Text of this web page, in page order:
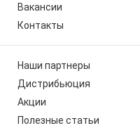
Вакансии
Контакты
Наши партнеры
Дистрибьюция
Акции
Полезные статьи